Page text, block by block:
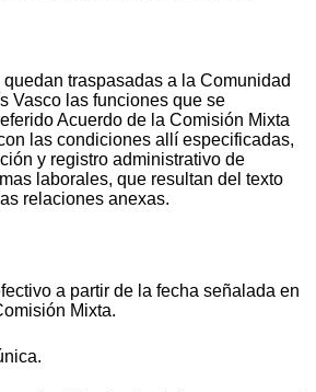
traspasadas a la Comunidad
Vasco las funciones que se
Acuerdo de la Comisión Mixta
las condiciones allí especificadas,
y registro administrativo de
laborales, que resultan del texto
relaciones anexas.
a partir de la fecha señalada en
Mixta.